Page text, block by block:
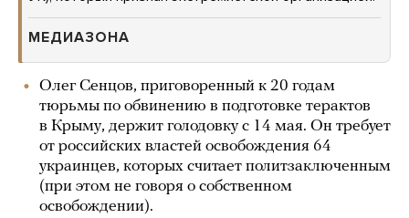
МЕДИАЗОНА
Олег Сенцов, приговоренный к 20 годам
тюрьмы по обвинению в подготовке терактов
в Крыму, держит голодовку с 14 мая. Он требует
от российских властей освобождения 64
украинцев, которых считает политзаключенным
(при этом не говоря о собственном
освобождении).